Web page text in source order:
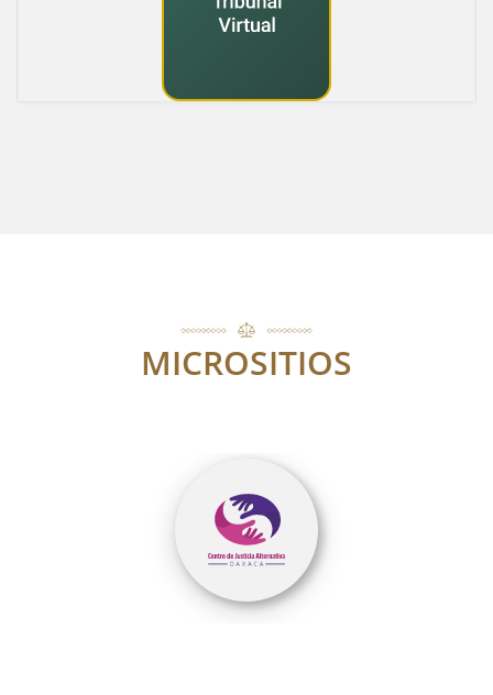
MICROSITIOS